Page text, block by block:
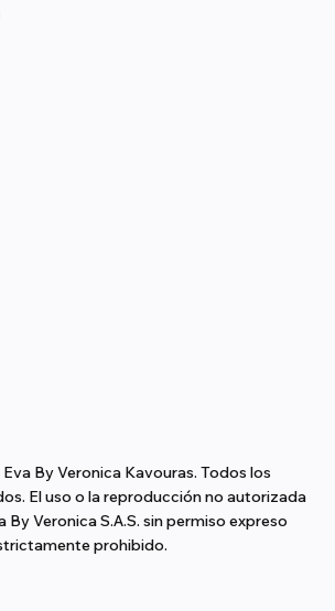
By Veronica Kavouras. Todos los
El uso o la reproducción no autorizada
By Veronica S.A.S. sin permiso expreso
prohibido.